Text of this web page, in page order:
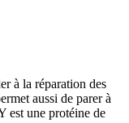
à la réparation des
aussi de parer à
est une protéine de